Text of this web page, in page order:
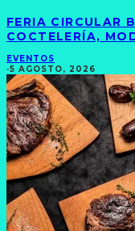
FERIA CIRCULAR
COCTELERÍA,
EVENTOS
·5 AGOSTO, 2026